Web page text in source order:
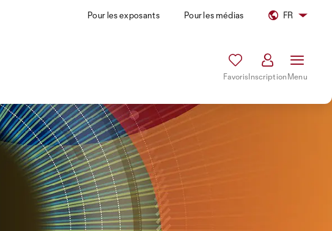
Pour les exposants Pour les médias FR
FavorisInscriptionMenu